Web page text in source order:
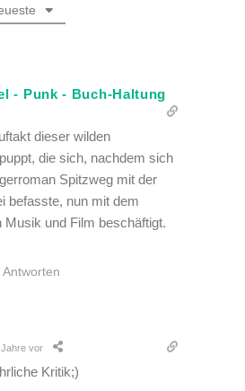
- Punk - Buch-Haltung
dieser wilden
die sich, nachdem sich
Spitzweg mit der
befasste, nun mit dem
Musik und Film beschäftigt.
Antworten
vor
Kritik;)